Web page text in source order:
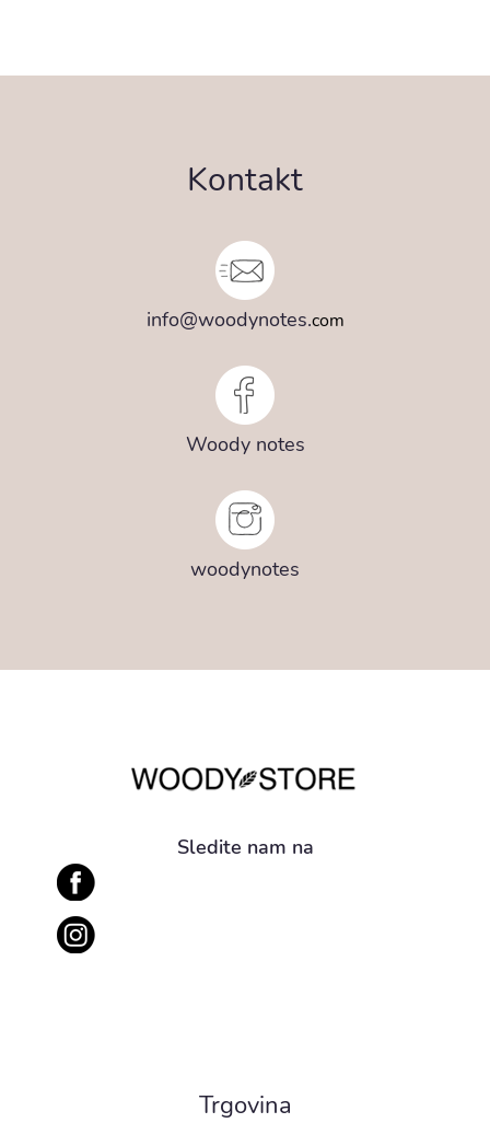
Kontakt
info@woodynotes.com
Woody notes
woodynotes
Sledite nam na
Trgovina